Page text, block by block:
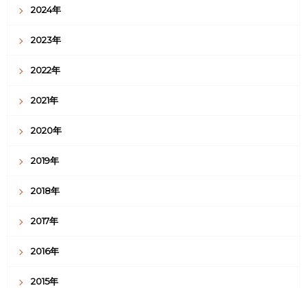
2024年
2023年
2022年
2021年
2020年
2019年
2018年
2017年
2016年
2015年